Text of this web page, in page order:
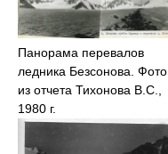
Панорама перевалов
ледника Безсонова. Фото
из отчета Тихонова В.С.,
1980 г.